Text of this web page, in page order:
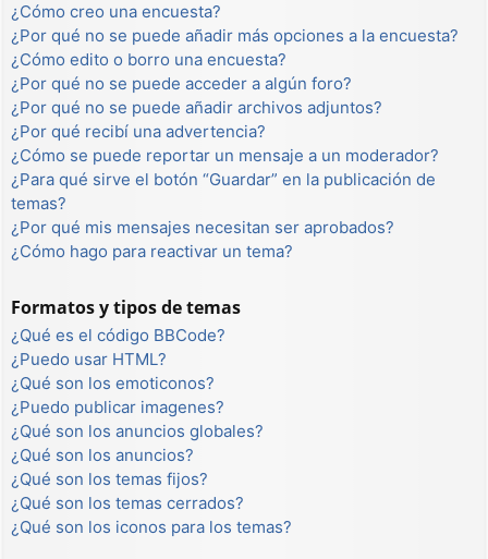
¿Cómo creo una encuesta?
¿Por qué no se puede añadir más opciones a la encuesta?
¿Cómo edito o borro una encuesta?
¿Por qué no se puede acceder a algún foro?
¿Por qué no se puede añadir archivos adjuntos?
¿Por qué recibí una advertencia?
¿Cómo se puede reportar un mensaje a un moderador?
¿Para qué sirve el botón “Guardar” en la publicación de
temas?
¿Por qué mis mensajes necesitan ser aprobados?
¿Cómo hago para reactivar un tema?
Formatos y tipos de temas
¿Qué es el código BBCode?
¿Puedo usar HTML?
¿Qué son los emoticonos?
¿Puedo publicar imagenes?
¿Qué son los anuncios globales?
¿Qué son los anuncios?
¿Qué son los temas fijos?
¿Qué son los temas cerrados?
¿Qué son los iconos para los temas?